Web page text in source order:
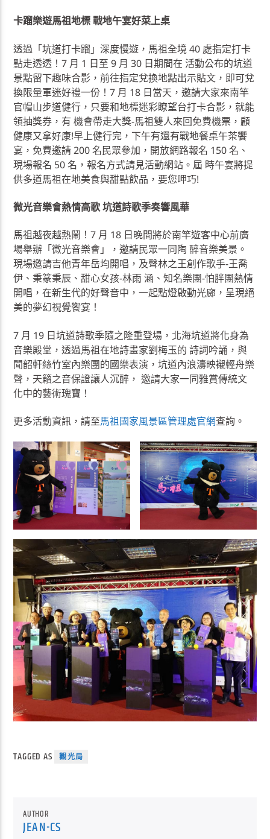
卡蹓樂遊馬祖地標 戰地午宴好菜上桌
透過「坑道打卡蹓」深度慢遊，馬祖全境 40 處指定打卡
點走透透！7 月 1 日至 9 月 30 日期間在 活動公布的坑道
景點留下趣味合影，前往指定兌換地點出示貼文，即可兌
換限量軍迷好禮一份！7 月 18 日當天，邀請大家來南竿
官帽山步道健行，只要和地標迷彩瞭望台打卡合影，就能
領抽獎券，有 機會帶走大獎-馬祖雙人來回免費機票，顧
健康又拿好康!早上健行完，下午有還有戰地餐桌午茶饗
宴，免費邀請 200 名民眾參加，開放網路報名 150 名、
現場報名 50 名，報名方式請見活動網站。屆 時午宴將提
供多道馬祖在地美食與甜點飲品，要您呷巧!
微光音樂會熱情高歌 坑道詩歌季奏響風華
馬祖越夜越熱鬧！7 月 18 日晚間將於南竿遊客中心前廣
場舉辦「微光音樂會」，邀請民眾一同陶 醉音樂美景。
現場邀請吉他青年岳均開唱，及聲林之王創作歌手-王喬
伊、秉篆秉辰、甜心女孩-林雨 涵、知名樂團-怕胖團熱情
開唱，在新生代的好聲音中，一起點燈啟動光廊，呈現絕
美的夢幻視覺饗宴！
7 月 19 日坑道詩歌季隨之隆重登場，北海坑道將化身為
音樂殿堂，透過馬祖在地詩畫家劉梅玉的 詩詞吟誦，與
聞韶軒絲竹室內樂團的國樂表演，坑道內浪濤映襯輕舟樂
聲，天籟之音保證讓人沉醉， 邀請大家一同雅賞傳統文
化中的藝術瑰寶！
更多活動資訊，請至馬祖國家風景區管理處官網查詢。
TAGGED AS 觀光局
AUTHOR
JEAN-CS